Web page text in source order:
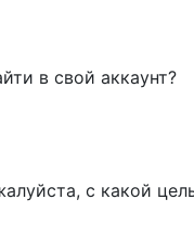
в свой аккаунт?
с какой